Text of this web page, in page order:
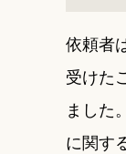
依頼者
受けた
ました
に関す